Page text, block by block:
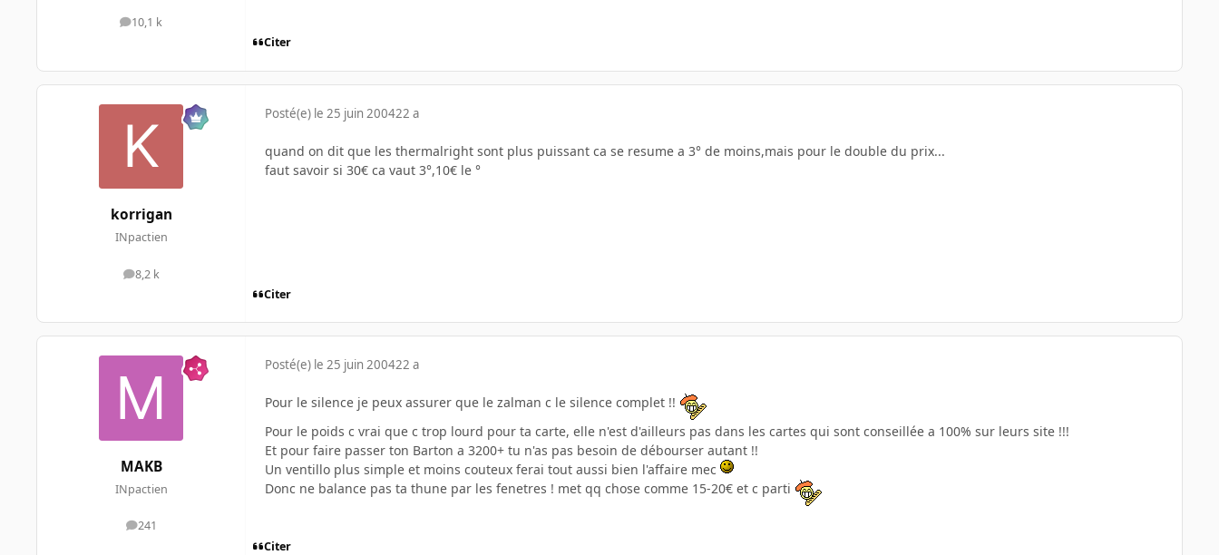
10,1 k
messages
Citer
korrigan
INpactien
8,2 k
messages
Posté(e) le 25 juin 200422 a
quand on dit que les thermalright sont plus puissant ca se resume a 3° de moins,mais pour le double du prix...
faut savoir si 30€ ca vaut 3°,10€ le °
Citer
MAKB
INpactien
241
messages
Posté(e) le 25 juin 200422 a
Pour le silence je peux assurer que le zalman c le silence complet !!
Pour le poids c vrai que c trop lourd pour ta carte, elle n'est d'ailleurs pas dans les cartes qui sont conseillée a 100% sur leurs site !!!
Et pour faire passer ton Barton a 3200+ tu n'as pas besoin de débourser autant !!
Un ventillo plus simple et moins couteux ferai tout aussi bien l'affaire mec
Donc ne balance pas ta thune par les fenetres ! met qq chose comme 15-20€ et c parti
Citer